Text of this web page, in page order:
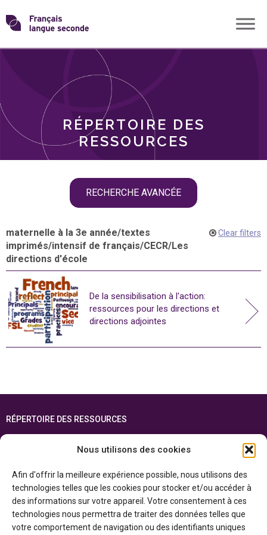
Nous utilisons des cookies
Afin d'offrir la meilleure expérience possible, nous utilisons des
technologies telles que les cookies pour stocker et/ou accéder à
des informations sur votre appareil. Votre consentement à ces
technologies nous permettra de traiter des données telles que
votre comportement de navigation ou des identifiants uniques
Skip
toTransformons
langue
RÉPERTOIRE DES
RESSOURCES
RECHERCHE AVANCÉE
THÈMES
maternelle à la 3e année/textes
imprimés/intensif de français/CECR/Les
directions d'école
Clear filters
De la sensibilisation à l'action:
ressources pour les directions et
directions adjointes
RÉPERTOIRE DES RESSOURCES
ENGLISH
Cette ressource est réalisée grâce au soutien financier du gouvernement de
l’Ontario et du gouvernement duCanada par l’entremise du ministère du
Patrimoine canadien